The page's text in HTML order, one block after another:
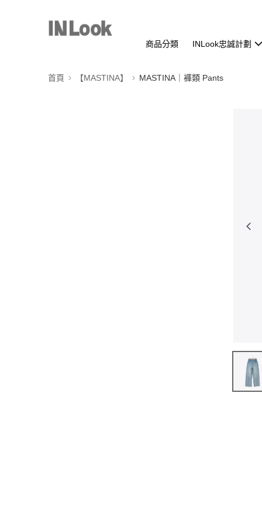
商品分類 INLook忠誠計劃
首頁 【MASTINA】 MASTINA｜褲類 Pants